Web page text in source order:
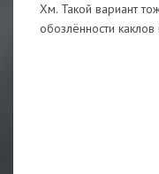
Хм. Такой вариант
обозлённости